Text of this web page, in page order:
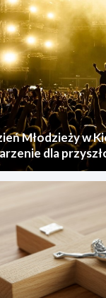
Młodzieży w
dla